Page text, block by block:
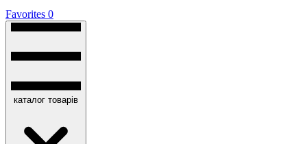
Favorites 0
каталог товарів